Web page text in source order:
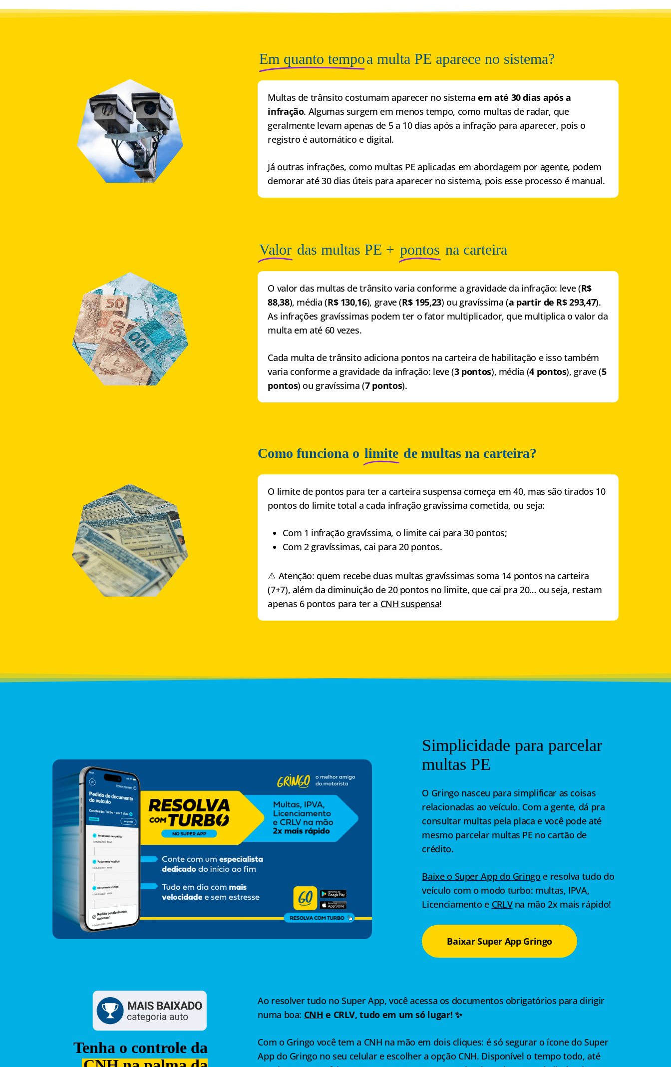
Em quanto tempoa multa PE aparece no sistema?
Multas de trânsito costumam aparecer no sistemaem até 30 dias após a
infração. Algumas surgem em menos tempo, como multas de radar, que
geralmente levam apenas de 5 a 10 dias após a infração para aparecer, pois o
registro é automático e digital.
Já outras infrações, como multas PE aplicadas em abordagem por agente, podem
demorar até 30 dias úteis para aparecer no sistema, pois esse processo é manual.
Valor das multas PE + pontos na carteira
O valor das multas de trânsito varia conforme a gravidade da infração: leve (R$
88,38), média (R$ 130,16), grave (R$ 195,23) ou gravíssima (a partir de R$ 293,47).
As infrações gravíssimas podem ter o fator multiplicador, que multiplica o valor da
multa em até 60 vezes.
Cada multa de trânsito adiciona pontos na carteira de habilitação e isso também
varia conforme a gravidade da infração: leve (3 pontos), média (4 pontos), grave (5
pontos) ou gravíssima (7 pontos).
Como funciona o limite de multas na carteira?
O limite de pontos para ter a carteira suspensa começa em 40, mas são tirados 10
pontos do limite total a cada infração gravíssima cometida, ou seja:
Com 1 infração gravíssima, o limite cai para 30 pontos;
Com 2 gravíssimas, cai para 20 pontos.
⚠️ Atenção: quem recebe duas multas gravíssimas soma 14 pontos na carteira
(7+7), além da diminuição de 20 pontos no limite, que cai pra 20… ou seja, restam
apenas 6 pontos para ter a CNH suspensa!
Simplicidade para parcelar
multas PE
O Gringo nasceu para simplificar as coisas
relacionadas ao veículo. Com a gente, dá pra
consultar multas pela placa e você pode até
mesmo parcelar multas PE no cartão de
crédito.
Baixe o Super App do Gringo e resolva tudo do
veículo com o modo turbo: multas, IPVA,
Licenciamento e CRLVna mão 2x mais rápido!
Baixar Super App Gringo
Tenha o controle da
Ao resolver tudo no Super App, você acessa os documentos obrigatórios para dirigir
numa boa: CNH e CRLV, tudo em um só lugar! ✨
Com o Gringo você tem a CNH na mão em dois cliques: é só segurar o ícone do Super
App do Gringo no seu celular e escolher a opção CNH. Disponível o tempo todo, até